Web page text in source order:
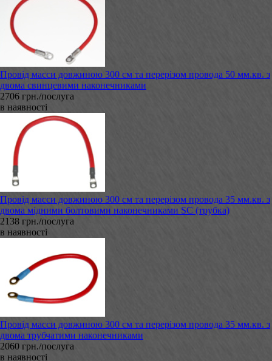
Провід масси довжиною 300 см та перерізом провода 50 мм.кв. з
двома свинцевими наконечниками
2706 грн./послуга
в наявності
Провід масси довжиною 300 см та перерізом провода 35 мм.кв. з
двома мідними болтовими наконечниками SC (трубка)
2138 грн./послуга
в наявності
Провід масси довжиною 300 см та перерізом провода 35 мм.кв. з
двома трубчатими наконечниками
2060 грн./послуга
в наявності